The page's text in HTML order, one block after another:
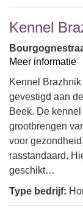
Kennel
Meer informatie
Kennel
gevestigd aan
Beek. De
grootbrengen
voor
rasstandaard.
geschikt…
Type bedrijf: